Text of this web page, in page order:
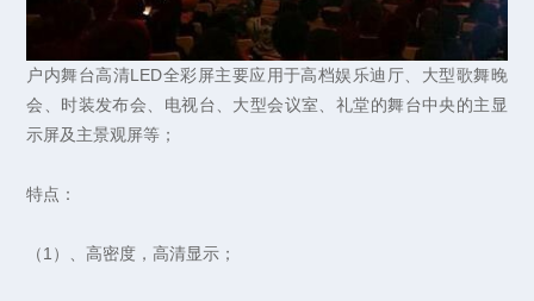
户内舞台高清LED全彩屏主要应用于高档娱乐迪厅、大型歌舞晚
会、时装发布会、电视台、大型会议室、礼堂的舞台中央的主显
示屏及主景观屏等；
特点：
（1）、高密度，高清显示；